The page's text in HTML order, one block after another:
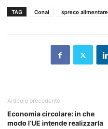
TAG Conai spreco alimentare
Articolo precedente
Economia circolare: in che
modo l’UE intende realizzarla